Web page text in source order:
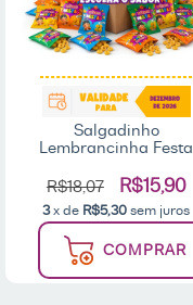
Salgadinho
Lembrancinha Festa
15g Bacon Queijo
Cebola Sortido Aritana
R$18,07 R$15,90
3x de R$5,30 sem juros
COMPRAR